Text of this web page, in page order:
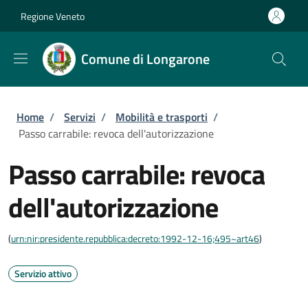
Regione Veneto
Comune di Longarone
Briciole di pane
Home / Servizi / Mobilità e trasporti /
Passo carrabile: revoca dell'autorizzazione
Passo carrabile: revoca
dell'autorizzazione
(urn:nir:presidente.repubblica:decreto:1992-12-16;495~art46)
Servizio attivo